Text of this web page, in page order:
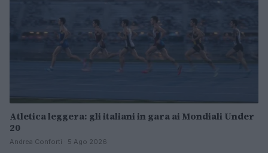
Atletica leggera: gli italiani in gara ai Mondiali Under
20
Andrea Conforti · 5 Ago 2026